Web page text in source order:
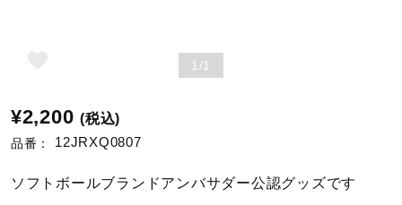
1/1
¥2,200 (税込)
品番： 12JRXQ0807
ソフトボールブランドアンバサダー公認グッズです